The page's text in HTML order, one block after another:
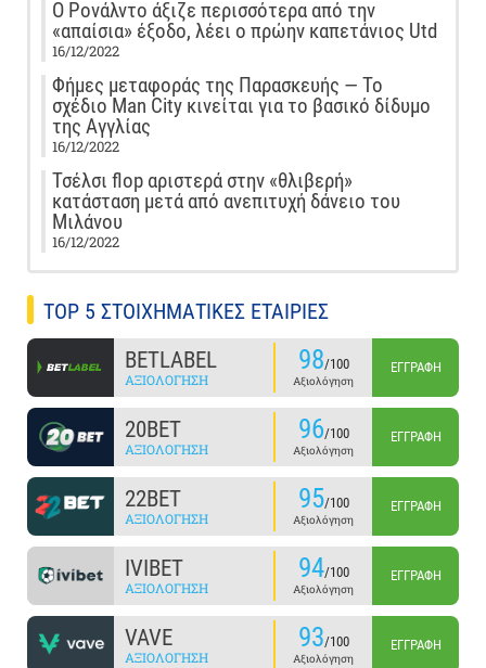
Ο Ρονάλντο άξιζε περισσότερα από την
«απαίσια» έξοδο, λέει ο πρώην καπετάνιος Utd
16/12/2022
Φήμες μεταφοράς της Παρασκευής — Το
σχέδιο Man City κινείται για το βασικό δίδυμο
της Αγγλίας
16/12/2022
Τσέλσι flop αριστερά στην «θλιβερή»
κατάσταση μετά από ανεπιτυχή δάνειο του
Μιλάνου
16/12/2022
TOP 5 ΣΤΟΙΧΗΜΑΤΙΚΕΣ ΕΤΑΙΡΙΕΣ
BETLABEL
ΑΞΙΟΛΌΓΗΣΗ
98/100
Αξιολόγηση
ΕΓΓΡΑΦΉ
20BET
ΑΞΙΟΛΌΓΗΣΗ
96/100
Αξιολόγηση
ΕΓΓΡΑΦΉ
22BET
ΑΞΙΟΛΌΓΗΣΗ
95/100
Αξιολόγηση
ΕΓΓΡΑΦΉ
IVIBET
ΑΞΙΟΛΌΓΗΣΗ
94/100
Αξιολόγηση
ΕΓΓΡΑΦΉ
VAVE
ΑΞΙΟΛΌΓΗΣΗ
93/100
Αξιολόγηση
ΕΓΓΡΑΦΉ